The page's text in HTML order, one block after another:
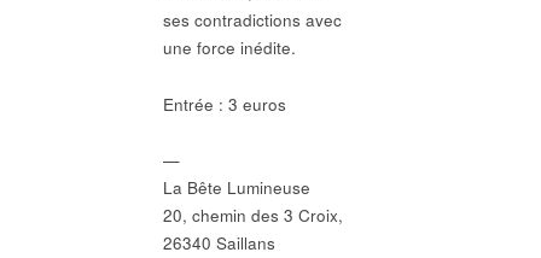
ses contradictions avec
une force inédite.
Entrée : 3 euros
—
La Bête Lumineuse
20, chemin des 3 Croix,
26340 Saillans